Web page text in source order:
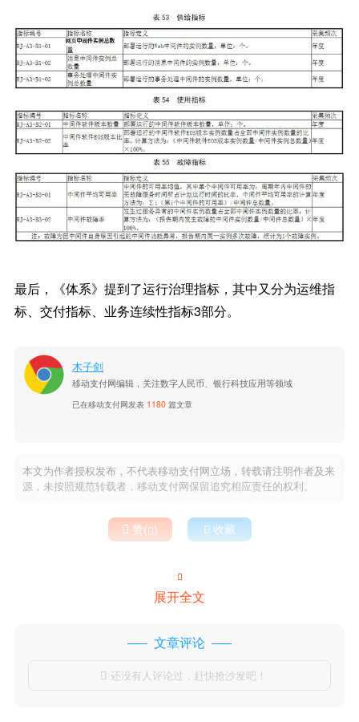
最后，《体系》提到了运行治理指标，其中又分为运维指
标、交付指标、业务连续性指标3部分。
木子剑
移动支付网编辑，关注数字人民币、银行科技应用等领域
已在移动支付网发表 1180 篇文章
本文为作者授权发布，不代表移动支付网立场，转载请注明作者及来
源，未按照规范转载者，移动支付网保留追究相应责任的权利。
 赞()  收藏

展开全文
文章评论
 还没有人评论过，赶快抢沙发吧！